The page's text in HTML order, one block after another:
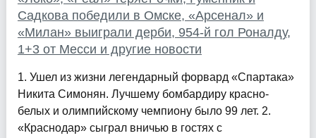
Садкова победили в Омске, «Арсенал» и
«Милан» выиграли дерби, 954-й гол Роналду,
1+3 от Месси и другие новости
1. Ушел из жизни легендарный форвард «Спартака»
Никита Симонян. Лучшему бомбардиру красно-
белых и олимпийскому чемпиону было 99 лет. 2.
«Краснодар» сыграл вничью в гостях с